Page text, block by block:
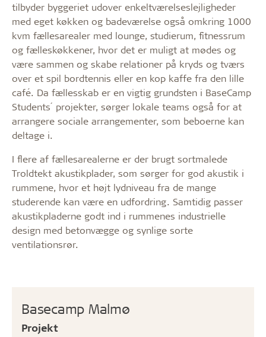
Basecamp Malmø
Projekt
tilbyder byggeriet udover enkeltværelseslejligheder
med eget køkken og badeværelse også omkring 1000
kvm fællesarealer med lounge, studierum, fitnessrum
og fælleskøkkener, hvor det er muligt at mødes og
være sammen og skabe relationer på kryds og tværs
over et spil bordtennis eller en kop kaffe fra den lille
café. Da fællesskab er en vigtig grundsten i BaseCamp
Students´ projekter, sørger lokale teams også for at
arrangere sociale arrangementer, som beboerne kan
deltage i.
I flere af fællesarealerne er der brugt sortmalede
Troldtekt akustikplader, som sørger for god akustik i
rummene, hvor et højt lydniveau fra de mange
studerende kan være en udfordring. Samtidig passer
akustikpladerne godt ind i rummenes industrielle
design med betonvægge og synlige sorte
ventilationsrør.